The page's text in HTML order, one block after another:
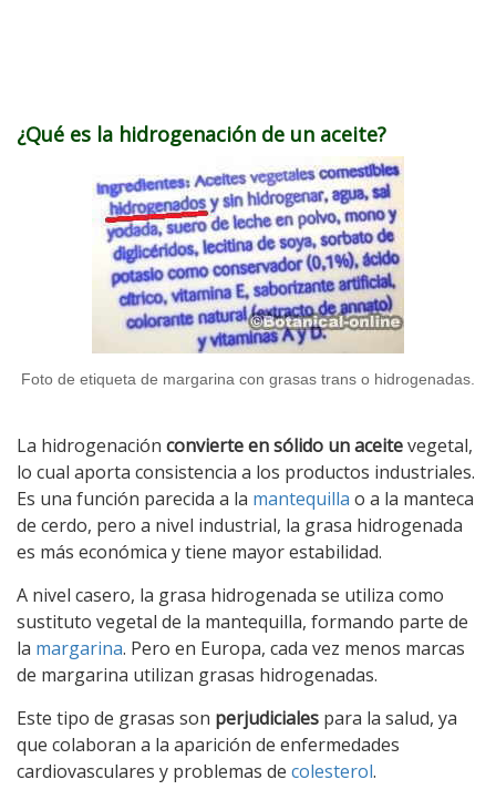
¿Qué es la hidrogenación de un aceite?
Foto de etiqueta de margarina con grasas trans o hidrogenadas.
La hidrogenación convierte en sólido un aceitevegetal,
lo cual aporta consistencia a los productos industriales.
Es una función parecida a la mantequilla o a la manteca
de cerdo, pero a nivel industrial, la grasa hidrogenada
es más económica y tiene mayor estabilidad.
A nivel casero, la grasa hidrogenada se utiliza como
sustituto vegetal de la mantequilla, formando parte de
la margarina. Pero en Europa, cada vez menos marcas
de margarina utilizan grasas hidrogenadas.
Este tipo de grasas son perjudiciales para la salud, ya
que colaboran a la aparición de enfermedades
cardiovasculares y problemas de colesterol.